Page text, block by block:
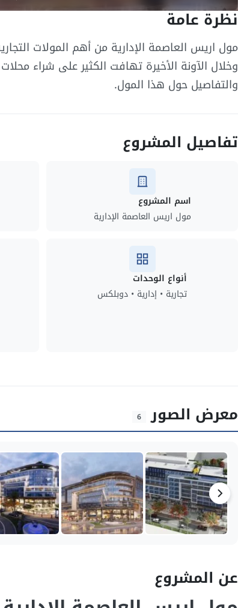
نظرة عامة
مول اريس العاصمة الإدارية من أهم المولات
وخلال الآونة الأخيرة تهافت الكثير على شراء
والتفاصيل حول هذا المول.
تفاصيل المشروع
اسم المشروع
مول اريس العاصمة الإدارية
أنواع الوحدات
تجارية • إدارية • دوبلكس
معرض الصور 6
عن المشروع